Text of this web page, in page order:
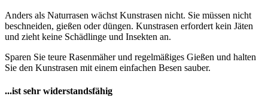
Anders als Naturrasen wächst Kunstrasen nicht. Sie müssen nicht
beschneiden, gießen oder düngen. Kunstrasen erfordert kein Jäten
und zieht keine Schädlinge und Insekten an.
Sparen Sie teure Rasenmäher und regelmäßiges Gießen und halten
Sie den Kunstrasen mit einem einfachen Besen sauber.
...ist sehr widerstandsfähig